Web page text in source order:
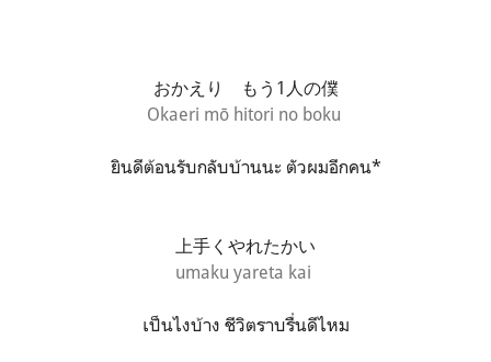
おかえり もう1人の僕
Okaeri mō hitori no boku
ยินดีต้อนรับกลับบ้านนะ ตัวผมอีกคน*
上手くやれたかい
umaku yareta kai
เป็นไงบ้าง ชีวิตราบรื่นดีไหม